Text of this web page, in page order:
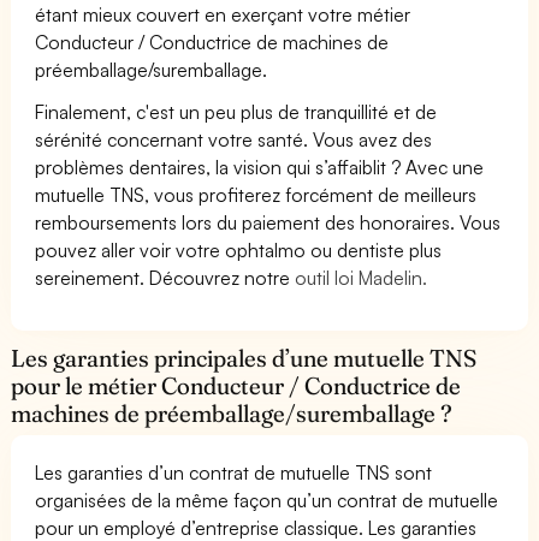
étant mieux couvert en exerçant votre métier
Conducteur / Conductrice de machines de
préemballage/suremballage.
Finalement, c'est un peu plus de tranquillité et de
sérénité concernant votre santé. Vous avez des
problèmes dentaires, la vision qui s’affaiblit ? Avec une
mutuelle TNS, vous profiterez forcément de meilleurs
remboursements lors du paiement des honoraires. Vous
pouvez aller voir votre ophtalmo ou dentiste plus
sereinement. Découvrez notre outil loi Madelin.
Les garanties principales d’une mutuelle TNS
pour le métier Conducteur / Conductrice de
machines de préemballage/suremballage ?
Les garanties d’un contrat de mutuelle TNS sont
organisées de la même façon qu’un contrat de mutuelle
pour un employé d’entreprise classique. Les garanties